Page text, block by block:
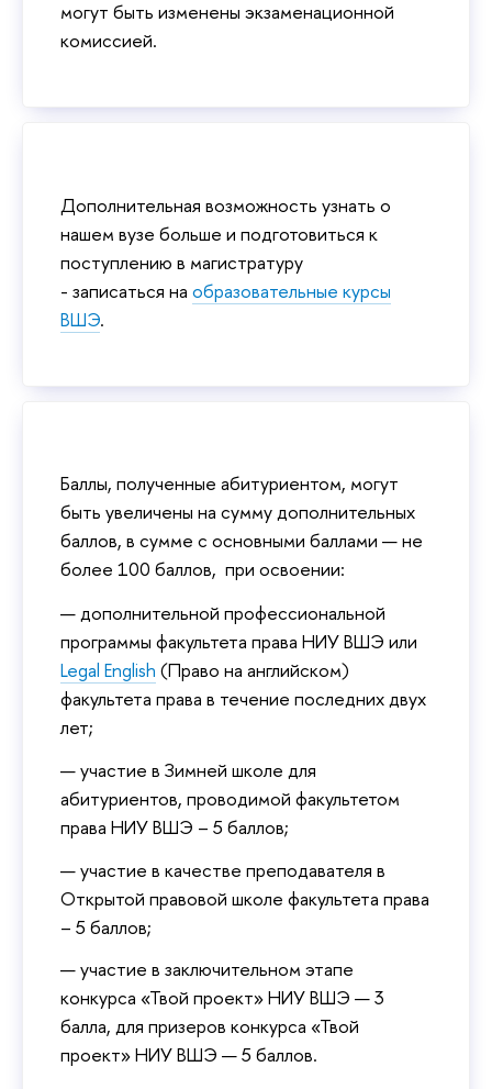
могут быть изменены экзаменационной
комиссией.
Дополнительная возможность узнать о
нашем вузе больше и подготовиться к
поступлению в магистратуру
- записаться на образовательные курсы
ВШЭ.
Баллы, полученные абитуриентом, могут
быть увеличены на сумму дополнительных
баллов, в сумме с основными баллами — не
более 100 баллов, при освоении:
дополнительной профессиональной
программы факультета права НИУ ВШЭ или
Legal English (Право на английском)
факультета права в течение последних двух
лет;
участие в Зимней школе для
абитуриентов, проводимой факультетом
права НИУ ВШЭ – 5 баллов;
участие в качестве преподавателя в
Открытой правовой школе факультета права
– 5 баллов;
участие в заключительном этапе
конкурса «Твой проект» НИУ ВШЭ — 3
балла, для призеров конкурса «Твой
проект» НИУ ВШЭ — 5 баллов.